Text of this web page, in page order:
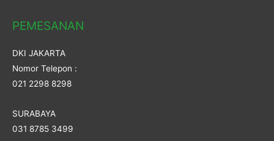
PEMESANAN
DKI JAKARTA
Nomor Telepon :
021 2298 8298
SURABAYA
031 8785 3499